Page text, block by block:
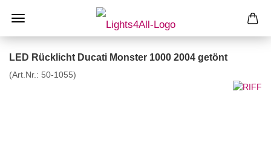
LED Rücklicht Ducati Monster 1000 2004 getönt
(Art.Nr.: 50-1055)